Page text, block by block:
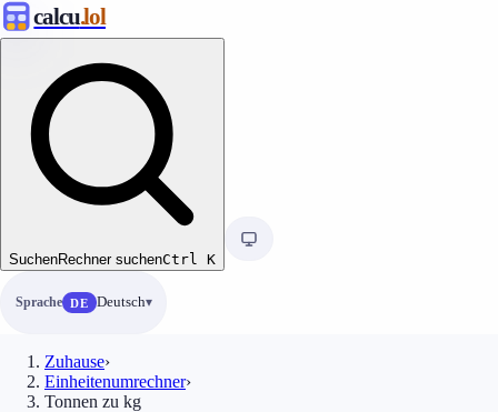
calcu.lol
SuchenRechner suchenCtrl K
Sprache DE Deutsch
Zuhause›
Einheitenumrechner›
Tonnen zu kg